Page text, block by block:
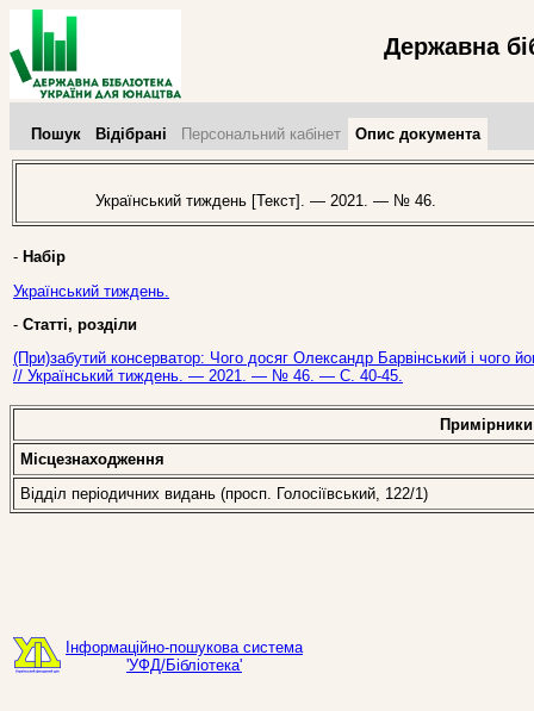
Державна
Пошук Відібрані Персональний кабінет Опис документа
Український тиждень [Текст]. — 2021. — № 46.
- Набір
Український тиждень.
- Статті, розділи
(При)забутий консерватор: Чого досяг Олександр Барвінський і чого
// Український тиждень. — 2021. — № 46. — С. 40-45.
Примірники
Місцезнаходження
Відділ періодичних видань (просп. Голосіївський, 122/1)
Інформаційно-пошукова система
'УФД/Бібліотека'